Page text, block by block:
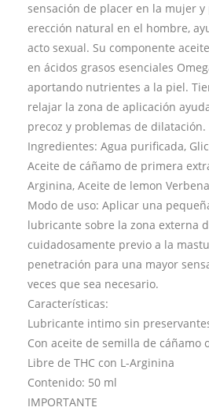
sensación de placer en la mujer
erección natural en el hombre,
acto sexual. Su componente
en ácidos grasos esenciales
aportando nutrientes a la piel.
relajar la zona de aplicación
precoz y problemas de dilatación.
Ingredientes: Agua purificada,
Aceite de cáñamo de primera
Arginina, Aceite de lemon
Modo de uso: Aplicar una
lubricante sobre la zona externa
cuidadosamente previo a la
penetración para una mayor
veces que sea necesario.
Características:
Lubricante intimo sin
Con aceite de semilla de cáñamo
Libre de THC con L-Arginina
Contenido: 50 ml
IMPORTANTE